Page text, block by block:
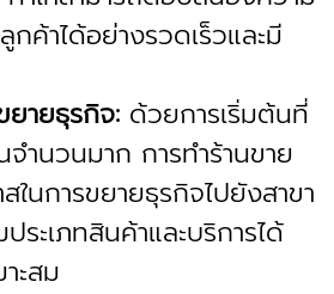
ค้าได้อย่างรวดเร็วและมี
ยายธุรกิจ: ด้วยการเริ่มต้นที่
ำนวนมาก การทำร้านขาย
ในการขยายธุรกิจไปยังสาขา
ระเภทสินค้าและบริการได้
ะสม